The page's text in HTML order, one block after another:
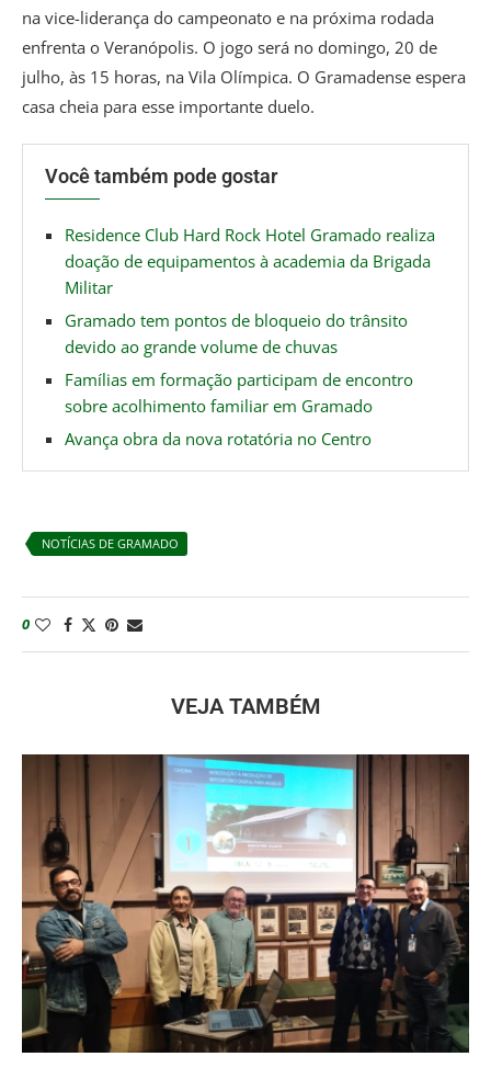
na vice-liderança do campeonato e na próxima rodada
enfrenta o Veranópolis. O jogo será no domingo, 20 de
julho, às 15 horas, na Vila Olímpica. O Gramadense espera
casa cheia para esse importante duelo.
Você também pode gostar
Residence Club Hard Rock Hotel Gramado realiza
doação de equipamentos à academia da Brigada
Militar
Gramado tem pontos de bloqueio do trânsito
devido ao grande volume de chuvas
Famílias em formação participam de encontro
sobre acolhimento familiar em Gramado
Avança obra da nova rotatória no Centro
NOTÍCIAS DE GRAMADO
0
VEJA TAMBÉM